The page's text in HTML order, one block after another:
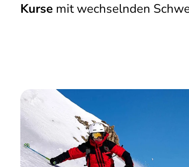
Kurse mit wechselnden